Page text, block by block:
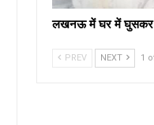
लखनऊ में घर में घुसकर
PREV NEXT 1